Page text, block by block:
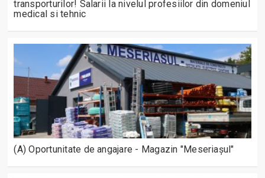
transporturilor! Salarii la nivelul profesiilor din domeniul
medical si tehnic
(A) Oportunitate de angajare - Magazin "Meseriașul"